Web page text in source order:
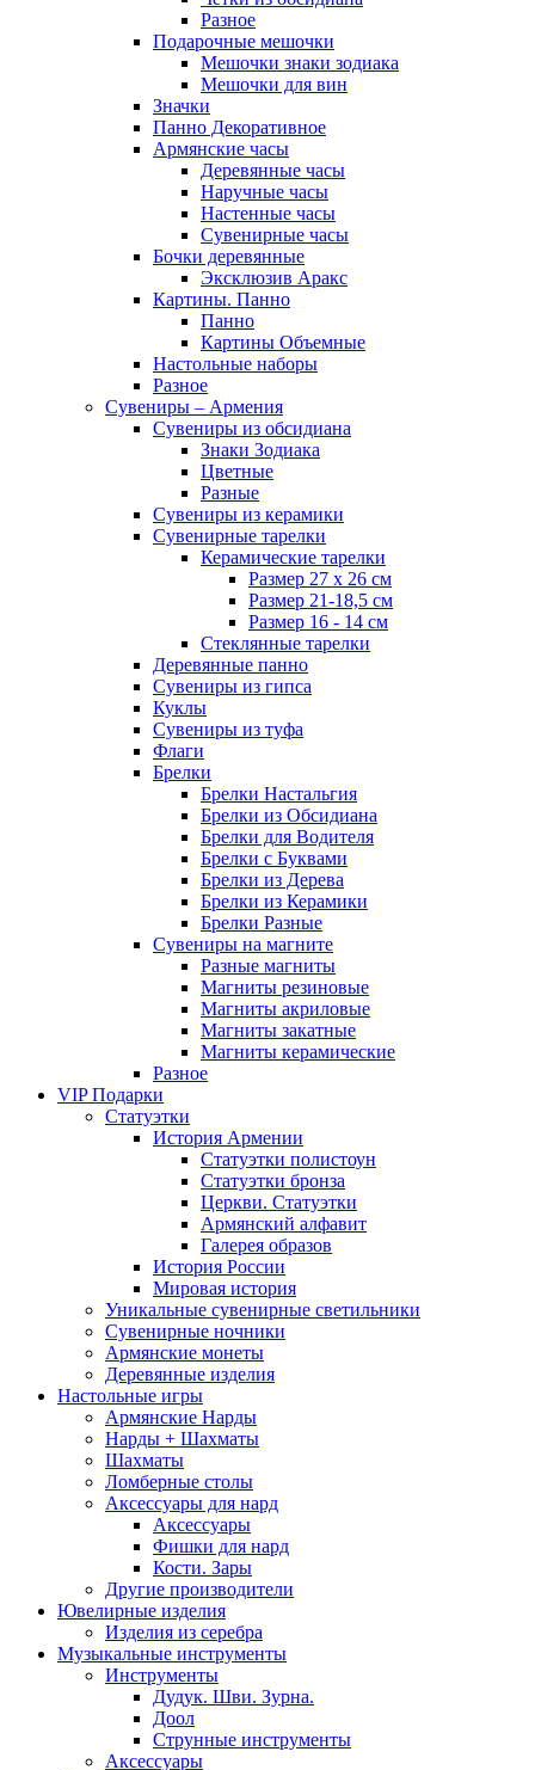
Разное
Подарочные мешочки
Мешочки знаки зодиака
Мешочки для вин
Значки
Панно Декоративное
Армянские часы
Деревянные часы
Наручные часы
Настенные часы
Сувенирные часы
Бочки деревянные
Эксклюзив Аракс
Картины. Панно
Панно
Картины Объемные
Настольные наборы
Разное
Сувениры – Армения
Сувениры из обсидиана
Знаки Зодиака
Цветные
Разные
Сувениры из керамики
Сувенирные тарелки
Керамические тарелки
Размер 27 х 26 см
Размер 21-18,5 см
Размер 16 - 14 см
Стеклянные тарелки
Деревянные панно
Сувениры из гипса
Куклы
Сувениры из туфа
Флаги
Брелки
Брелки Настальгия
Брелки из Обсидиана
Брелки для Водителя
Брелки с Буквами
Брелки из Дерева
Брелки из Керамики
Брелки Разные
Сувениры на магните
Разные магниты
Магниты резиновые
Магниты акриловые
Магниты закатные
Магниты керамические
Разное
VIP Подарки
Статуэтки
История Армении
Статуэтки полистоун
Статуэтки бронза
Церкви. Статуэтки
Армянский алфавит
Галерея образов
История России
Мировая история
Уникальные сувенирные светильники
Сувенирные ночники
Армянские монеты
Деревянные изделия
Настольные игры
Армянские Нарды
Нарды + Шахматы
Шахматы
Ломберные столы
Аксессуары для нард
Аксессуары
Фишки для нард
Кости. Зары
Другие производители
Ювелирные изделия
Изделия из серебра
Музыкальные инструменты
Инструменты
Дудук. Шви. Зурна.
Доол
Струнные инструменты
Аксессуары